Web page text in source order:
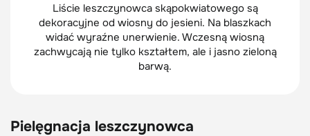
Liście leszczynowca skąpokwiatowego są
dekoracyjne od wiosny do jesieni. Na blaszkach
widać wyraźne unerwienie. Wczesną wiosną
zachwycają nie tylko kształtem, ale i jasno zieloną
barwą.
Pielęgnacja leszczynowca